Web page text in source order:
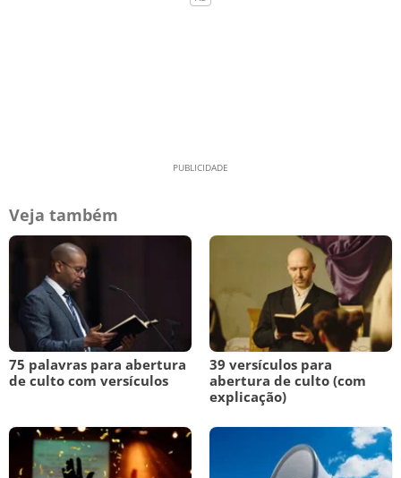
Veja também
75 palavras para abertura
de culto com versículos
39 versículos para
abertura de culto (com
explicação)